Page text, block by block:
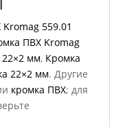
559.01
ПВХ Kromag
22×2 мм, Кромка
22×2 мм. Другие
кромка ПВХ; для